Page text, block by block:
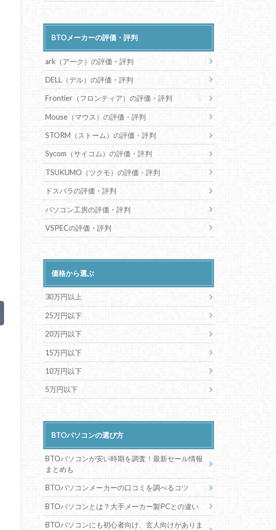
BTOメーカーの評価・評判
ark（アーク）の評価・評判
DELL（デル）の評価・評判
Frontier（フロンティア）の評価・評判
Mouse（マウス）の評価・評判
STORM（ストーム）の評価・評判
Sycom（サイコム）の評価・評判
TSUKUMO（ツクモ）の評価・評判
ドスパラの評価・評判
パソコン工房の評価・評判
VSPECの評価・評判
価格から選ぶ
30万円以上
25万円以下
20万円以下
15万円以下
10万円以下
5万円以下
BTOパソコンの選び方
BTOパソコンが安い時期を調査！最新セール情報
まとめも
BTOパソコンメーカーの口コミを調べるコツ
BTOパソコンとは？大手メーカー製PCとの違い
BTOパソコンにも初心者向け、玄人向けがありま